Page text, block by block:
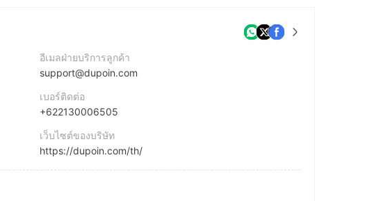
อีเมลฝ่ายบริการลูกค้า
support@dupoin.com
เบอร์ติดต่อ
+622130006505
เว็บไซต์ของบริษัท
https://dupoin.com/th/
Facebook